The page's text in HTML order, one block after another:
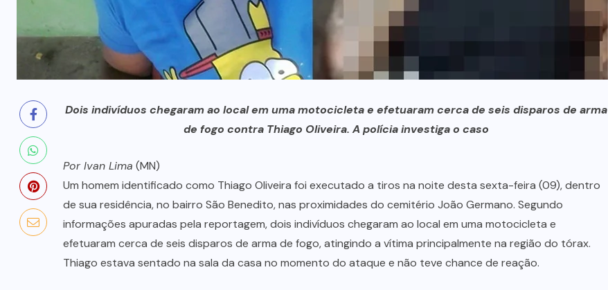
Dois indivíduos chegaram ao local em uma motocicleta e efetuaram cerca de seis disparos de arma
de fogo contra Thiago Oliveira. A polícia investiga o caso
Por Ivan Lima (MN)
Um homem identificado como Thiago Oliveira foi executado a tiros na noite desta sexta-feira (09), dentro
de sua residência, no bairro São Benedito, nas proximidades do cemitério João Germano. Segundo
informações apuradas pela reportagem, dois indivíduos chegaram ao local em uma motocicleta e
efetuaram cerca de seis disparos de arma de fogo, atingindo a vítima principalmente na região do tórax.
Thiago estava sentado na sala da casa no momento do ataque e não teve chance de reação.